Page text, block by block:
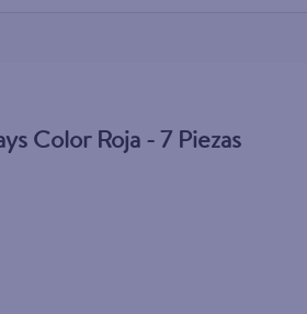
Color Roja - 7 Piezas